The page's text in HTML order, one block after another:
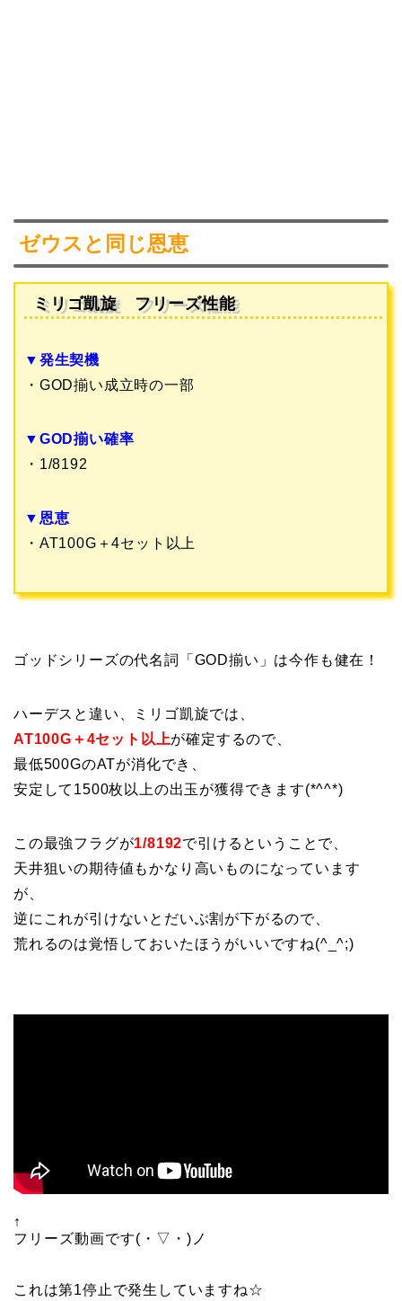
ゼウスと同じ恩恵
ミリゴ凱旋 フリーズ性能
▼発生契機
・GOD揃い成立時の一部
▼GOD揃い確率
・1/8192
▼恩恵
・AT100G＋4セット以上
ゴッドシリーズの代名詞「GOD揃い」は今作も健在！
ハーデスと違い、ミリゴ凱旋では、
AT100G＋4セット以上が確定するので、
最低500GのATが消化でき、
安定して1500枚以上の出玉が獲得できます(*^^*)
この最強フラグが1/8192で引けるということで、
天井狙いの期待値もかなり高いものになっています
が、
逆にこれが引けないとだいぶ割が下がるので、
荒れるのは覚悟しておいたほうがいいですね(^_^;)
↑
フリーズ動画です(・▽・)ノ
これは第1停止で発生していますね☆